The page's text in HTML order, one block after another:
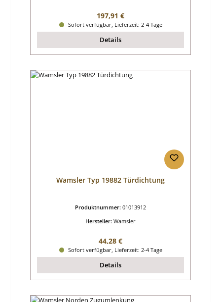
Regulärer Preis:
197,91 €
Sofort verfügbar, Lieferzeit: 2-4 Tage
Details
Wamsler Typ 19882 Türdichtung
Produktnummer: 01013912
Hersteller: Wamsler
Regulärer Preis:
44,28 €
Sofort verfügbar, Lieferzeit: 2-4 Tage
Details